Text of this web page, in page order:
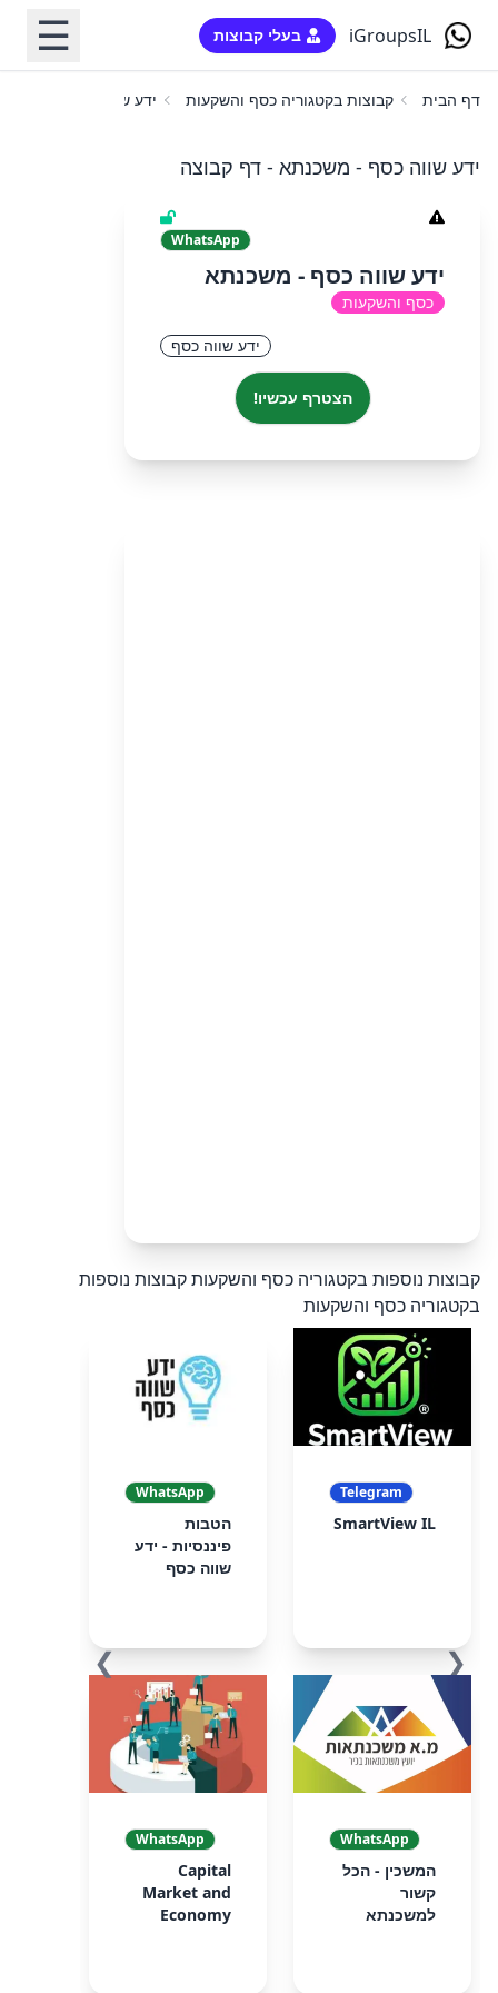
iGroupsIL בעלי קבוצות ☰
דף הבית קבוצות בקטגוריה כסף והשקעות ידע שווה כסף -
ידע שווה כסף - משכנתא - דף קבוצה
WhatsApp
ידע שווה כסף - משכנתא
כסף והשקעות
ידע שווה כסף
הצטרף עכשיו!
קבוצות נוספות בקטגוריה כסף והשקעותקבוצות נוספות
בקטגוריה כסף והשקעות
❮
Telegram
SmartView IL
WhatsApp
הטבות
פיננסיות - ידע
שווה כסף
WhatsApp
המשכין - הכל
קשור
למשכנתא
WhatsApp
Capital
Market and
Economy
❯